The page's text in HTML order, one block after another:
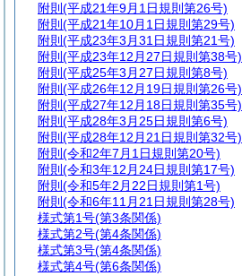
附則 (平成21年9月1日規則第26号)
附則 (平成21年10月1日規則第29号)
附則 (平成23年3月31日規則第21号)
附則 (平成23年12月27日規則第38号)
附則 (平成25年3月27日規則第8号)
附則 (平成26年12月19日規則第26号)
附則 (平成27年12月18日規則第35号)
附則 (平成28年3月25日規則第6号)
附則 (平成28年12月21日規則第32号)
附則 (令和2年7月1日規則第20号)
附則 (令和3年12月24日規則第17号)
附則 (令和5年2月22日規則第1号)
附則 (令和6年11月21日規則第28号)
様式第1号(第3条関係)
様式第2号(第4条関係)
様式第3号(第4条関係)
様式第4号(第6条関係)